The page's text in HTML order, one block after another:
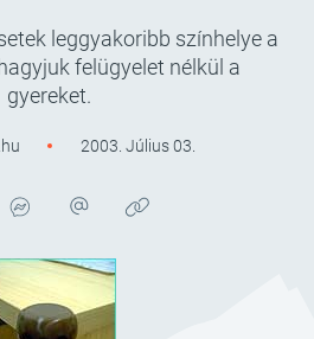
leggyakoribb színhelye a
felügyelet nélkül a
gyereket.
2003. Július 03.